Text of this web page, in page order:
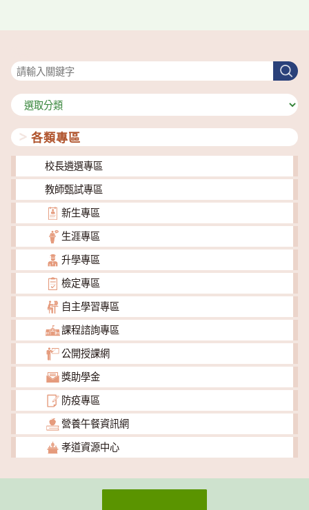
搜
尋
分
類
各類專區
校長遴選專區
教師甄試專區
新生專區
生涯專區
升學專區
檢定專區
自主學習專區
課程諮詢專區
公開授課網
獎助學金
防疫專區
營養午餐資訊網
孝道資源中心